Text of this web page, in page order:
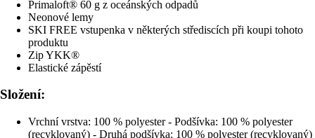
Primaloft® 60 g z oceánských odpadů
Neonové lemy
SKI FREE vstupenka v některých střediscích při koupi tohoto
produktu
Zip YKK®
Elastické zápěstí
Složení:
Vrchní vrstva: 100 % polyester - Podšívka: 100 % polyester
(recyklovaný) - Druhá podšívka: 100 % polyester (recyklovaný)